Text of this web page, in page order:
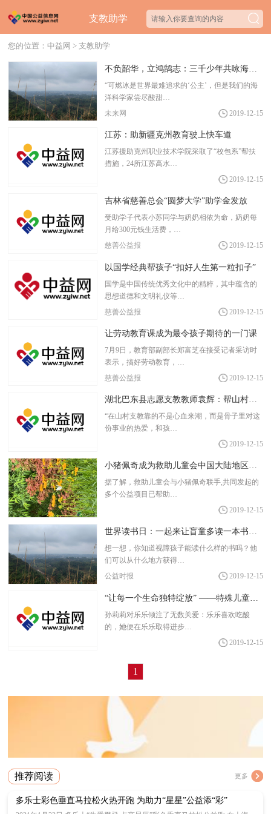
支教助学
您的位置：中益网 >支教助学
“可燃冰是世界最难追求的‘公主’，但是我们的海
洋科学家尝尽酸甜…
未来网
2019-12-15
江苏：助新疆克州教育驶上快车道
江苏援助克州职业技术学院采取了“校包系”帮扶
措施，24所江苏高水…
2019-12-15
吉林省慈善总会“圆梦大学”助学金发放
受助学子代表小苏同学与奶奶相依为命，奶奶每
月给300元钱生活费，…
慈善公益报
2019-12-15
以国学经典帮孩子“扣好人生第一粒扣子”
国学是中国传统优秀文化中的精粹，其中蕴含的
思想道德和文明礼仪等…
慈善公益报
2019-12-15
让劳动教育课成为最令孩子期待的一门课
7月9日，教育部副部长郑富芝在接受记者采访时
表示，搞好劳动教育，…
慈善公益报
2019-12-15
“在山村支教靠的不是心血来潮，而是骨子里对这
份事业的热爱，和孩…
2019-12-15
据了解，救助儿童会与小猪佩奇联手,共同发起的
多个公益项目已帮助…
2019-12-15
世界读书日：一起来让盲童多读一本书吧！
想一想，你知道视障孩子能读什么样的书吗？他
们可以从什么地方获得…
公益时报
2019-12-15
孙莉莉对乐乐倾注了无数关爱：乐乐喜欢吃酸
的，她便在乐乐取得进步…
2019-12-15
1
推荐阅读 更多
多乐士彩色垂直马拉松火热开跑 为助力“星星”公益添“彩”